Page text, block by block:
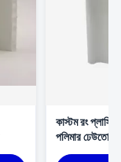
কাস্টম রং
পলিমার ঢেউতোলা